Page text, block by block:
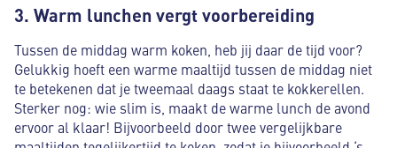
3. Warm lunchen vergt voorbereiding
Tussen de middag warm koken, heb jij daar de tijd voor?
Gelukkig hoeft een warme maaltijd tussen de middag niet
te betekenen dat je tweemaal daags staat te kokkerellen.
Sterker nog: wie slim is, maakt de warme lunch de avond
ervoor al klaar! Bijvoorbeeld door twee vergelijkbare